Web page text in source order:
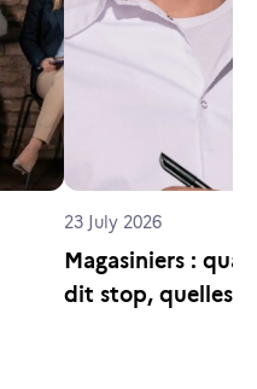
23 July 2026
Magasiniers :
dit stop, quelles